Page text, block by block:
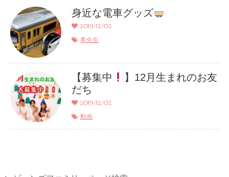
身近な電車グッズ
2019/12/02
希先生
【募集中
】12月生まれのお友
だち
2019/12/02
動画